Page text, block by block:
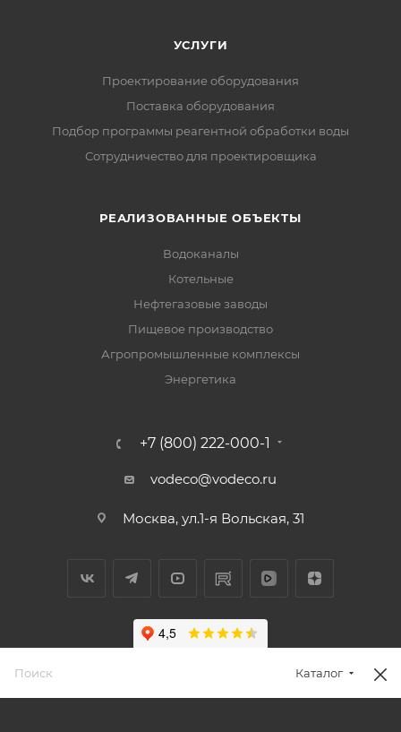
УСЛУГИ
Проектирование оборудования
Поставка оборудования
Подбор программы реагентной обработки воды
Сотрудничество для проектировщика
РЕАЛИЗОВАННЫЕ ОБЪЕКТЫ
Водоканалы
Котельные
Нефтегазовые заводы
Пищевое производство
Агропромышленные комплексы
Энергетика
+7 (800) 222-000-1
vodeco@vodeco.ru
Москва, ул.1-я Вольская, 31
Каталог